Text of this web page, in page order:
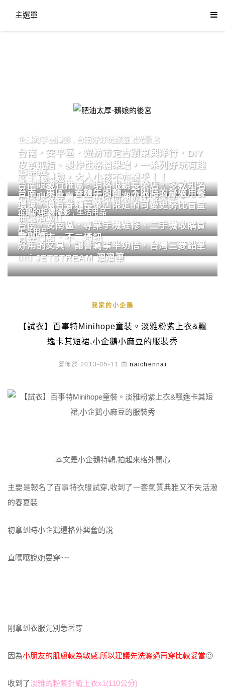
主選單
肥油太厚-鵝娘的後宮
企鵝的手機攝影 台南好好玩旅遊觀光景點
台南．安平區．遊訪市定古蹟東興洋行．DIY
皮革戒指、製作性格糖果罐，一系列好玩有趣
的手作體驗，大人小孩不亦樂乎！！
生活用品
台南眼鏡行推薦．明格眼鏡長榮店．多款知名
品牌眼鏡專賣．掌握時尚潮流配鏡美學。
餐廳體驗
台南．東區．眷麵牛肉麵．不限時的舒適用餐
環境．還有眷麵長榮店限定的可愛史努比盲盒
抽獎活動!!
企鵝的相機攝影,生活用品
台南．安南區．專業手機維修、二手機收購買
賣專門店．不二通訊
生活用品
好用的文具，讓書寫事半功倍，台灣三菱鉛筆
uni JETSTREAM 溜溜筆
我家的小企鵝
【試衣】百事特Minihope童裝。淡雅粉紫上衣&飄
逸卡其短裙,小企鵝小麻豆的服裝秀
發佈於 2013-05-11 由naichennai
本文是小企鵝特輯,拍起來格外開心
主要是報名了百事特衣服試穿,收到了一套氣質典雅又不失活潑
的春夏裝
初拿到時小企鵝還格外興奮的說
直嚷嚷說她要穿~~
剛拿到衣服先別急著穿
因為小朋友的肌膚較為敏感,所以建議先洗滌過再穿比較妥當🙂
收到了淡雅的粉紫針織上衣x1(110公分)